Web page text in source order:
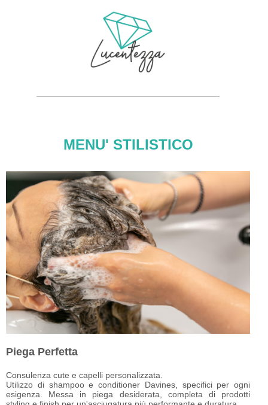
MENU' STILISTICO
Piega Perfetta
Consulenza cute e capelli personalizzata.
Utilizzo di shampoo e conditioner Davines, specifici per ogni
esigenza. Messa in piega desiderata, completa di prodotti